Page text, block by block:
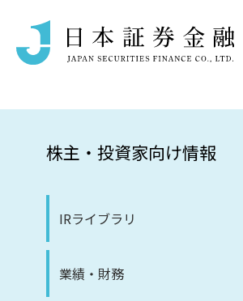
株主・投資家向け情報
IRライブラリ
業績・財務